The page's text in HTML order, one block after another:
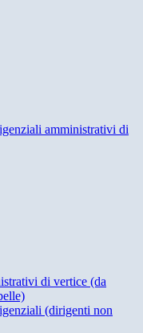
amministrativi di
di vertice (da
(dirigenti non